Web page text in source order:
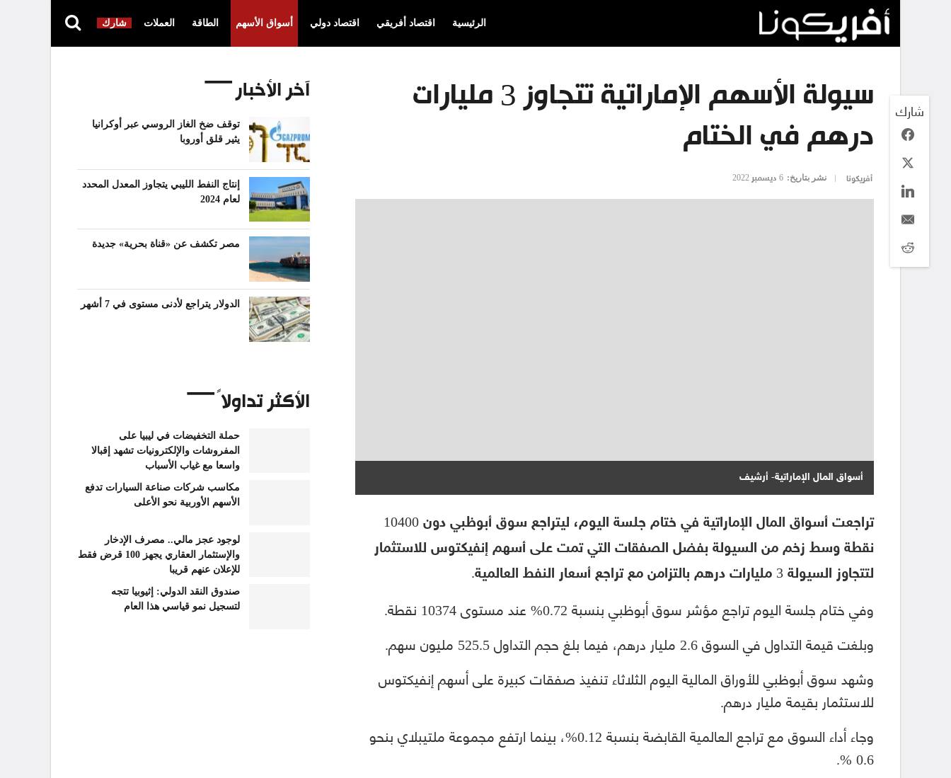
الرئيسية اقتصاد أفريقي اقتصاد دولي أسواق الأسهم الطاقة العملات شارك
سيولة الأسهم الإماراتية تتجاوز 3 مليارات
درهم في الختام
أفريكونا نشر بتاريخ: 6 ديسمبر 2022
أسواق المال الإماراتية- أرشيف
شارك
تراجعت أسواق المال الإماراتية في ختام جلسة اليوم، ليتراجع سوق أبوظبي دون 10400
نقطة وسط زخم من السيولة بفضل الصفقات التي تمت على أسهم إنفيكتوس للاستثمار
لتتجاوز السيولة 3 مليارات درهم بالتزامن مع تراجع أسعار النفط العالمية.
وفي ختام جلسة اليوم تراجع مؤشر سوق أبوظبي بنسبة 0.72% عند مستوى 10374 نقطة.
وبلغت قيمة التداول في السوق 2.6 مليار درهم، فيما بلغ حجم التداول 525.5 مليون سهم.
وشهد سوق أبوظبي للأوراق المالية اليوم الثلاثاء تنفيذ صفقات كبيرة على أسهم إنفيكتوس
للاستثمار بقيمة مليار درهم.
وجاء أداء السوق مع تراجع العالمية القابضة بنسبة 0.12%، بينما ارتفع مجموعة ملتيبلاي بنحو
0.6 %.
آخر الأخبار
توقف ضخ الغاز الروسي عبر أوكرانيا
يثير قلق أوروبا
إنتاج النفط الليبي يتجاوز المعدل المحدد
لعام 2024
مصر تكشف عن «قناة بحرية» جديدة
الدولار يتراجع لأدنى مستوى في 7 أشهر
الأكثر تداولاً
حملة التخفيضات في ليبيا على
المفروشات والإلكترونيات تشهد إقبالا
واسعا مع غياب الأسباب
مكاسب شركات صناعة السيارات تدفع
الأسهم الأوربية نحو الأعلى
لوجود عجز مالي.. مصرف الإدخار
والإستثمار العقاري يجهز 100 قرض فقط
للإعلان عنهم قريبا
صندوق النقد الدولي: إثيوبيا تتجه
لتسجيل نمو قياسي هذا العام